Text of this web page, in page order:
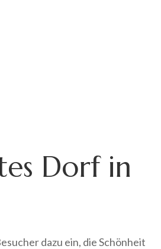
Dorf in
dazu ein, die Schönheit